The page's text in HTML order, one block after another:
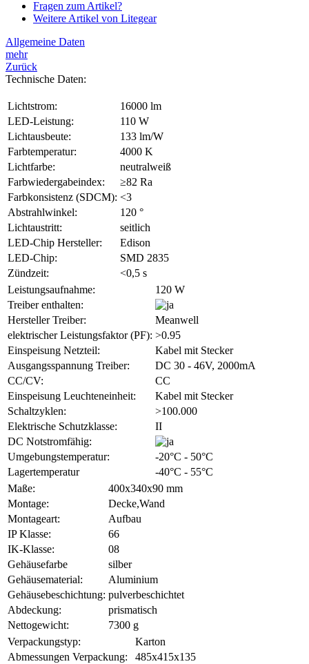
Fragen zum Artikel?
Weitere Artikel von Litegear
Allgemeine Daten
mehr
Zurück
Technische Daten:
Lichtstrom:
16000 lm
LED-Leistung:
110 W
Lichtausbeute:
133 lm/W
Farbtemperatur:
4000 K
Lichtfarbe:
neutralweiß
Farbwiedergabeindex:
≥82 Ra
Farbkonsistenz (SDCM): <3
Abstrahlwinkel:
120 °
Lichtaustritt:
seitlich
LED-Chip Hersteller:
Edison
LED-Chip:
SMD 2835
Zündzeit:
<0,5 s
Leistungsaufnahme:
120 W
Treiber enthalten:
Hersteller Treiber:
Meanwell
elektrischer Leistungsfaktor (PF): >0.95
Einspeisung Netzteil:
Kabel mit Stecker
Ausgangsspannung Treiber:
DC 30 - 46V, 2000mA
CC/CV:
CC
Einspeisung Leuchteneinheit:
Kabel mit Stecker
Schaltzyklen:
>100.000
Elektrische Schutzklasse:
II
DC Notstromfähig:
Umgebungstemperatur:
-20°C - 50°C
Lagertemperatur
-40°C - 55°C
Maße:
400x340x90 mm
Montage:
Decke,Wand
Montageart:
Aufbau
IP Klasse:
66
IK-Klasse:
08
Gehäusefarbe
silber
Gehäusematerial:
Aluminium
Gehäusebeschichtung: pulverbeschichtet
Abdeckung:
prismatisch
Nettogewicht:
7300 g
Verpackungstyp:
Karton
Abmessungen Verpackung:
485x415x135